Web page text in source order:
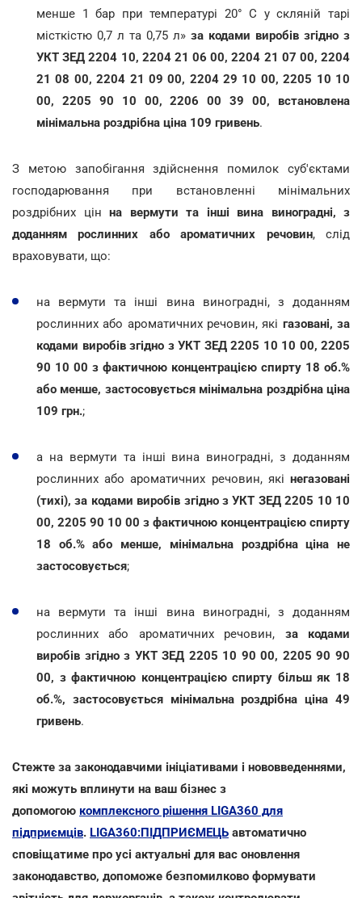
менше 1 бар при температурі 20° C у скляній тарі
місткістю 0,7 л та 0,75 л» за кодами виробів згідно з
УКТ ЗЕД 2204 10, 2204 21 06 00, 2204 21 07 00, 2204
21 08 00, 2204 21 09 00, 2204 29 10 00, 2205 10 10
00, 2205 90 10 00, 2206 00 39 00, встановлена
мінімальна роздрібна ціна 109 гривень.
З метою запобігання здійснення помилок суб'єктами
господарювання при встановленні мінімальних
роздрібних цін на вермути та інші вина виноградні, з
доданням рослинних або ароматичних речовин, слід
враховувати, що:
на вермути та інші вина виноградні, з доданням
рослинних або ароматичних речовин, які газовані, за
кодами виробів згідно з УКТ ЗЕД 2205 10 10 00, 2205
90 10 00 з фактичною концентрацією спирту 18 об.%
або менше, застосовується мінімальна роздрібна ціна
109 грн.;
а на вермути та інші вина виноградні, з доданням
рослинних або ароматичних речовин, які негазовані
(тихі), за кодами виробів згідно з УКТ ЗЕД 2205 10 10
00, 2205 90 10 00 з фактичною концентрацією спирту
18 об.% або менше, мінімальна роздрібна ціна не
застосовується;
на вермути та інші вина виноградні, з доданням
рослинних або ароматичних речовин, за кодами
виробів згідно з УКТ ЗЕД 2205 10 90 00, 2205 90 90
00, з фактичною концентрацією спирту більш як 18
об.%, застосовується мінімальна роздрібна ціна 49
гривень.
Стежте за законодавчими ініціативами і нововведеннями,
які можуть вплинути на ваш бізнес з
допомогою комплексного рішення LIGA360 для
підприємців. LIGA360:ПІДПРИЄМЕЦЬ автоматично
сповіщатиме про усі актуальні для вас оновлення
законодавство, допоможе безпомилково формувати